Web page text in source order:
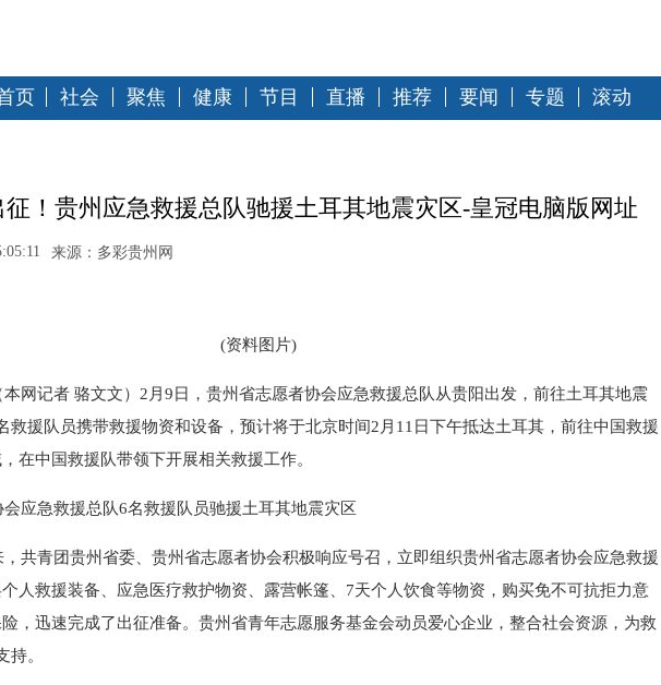
页 社会 聚焦 健康 节目 直播 推荐 要闻 专题 滚动
！贵州应急救援总队驰援土耳其地震灾区-皇冠电脑版网址
来源：多彩贵州网
(资料图片)
网记者 骆文文）2月9日，贵州省志愿者协会应急救援总队从贵阳出发，前往土耳其地震
救援队员携带救援物资和设备，预计将于北京时间2月11日下午抵达土耳其，前往中国救援
在中国救援队带领下开展相关救援工作。
应急救援总队6名救援队员驰援土耳其地震灾区
，共青团贵州省委、贵州省志愿者协会积极响应号召，立即组织贵州省志愿者协会应急救援
人救援装备、应急医疗救护物资、露营帐篷、7天个人饮食等物资，购买免不可抗拒力意
，迅速完成了出征准备。贵州省青年志愿服务基金会动员爱心企业，整合社会资源，为救
。